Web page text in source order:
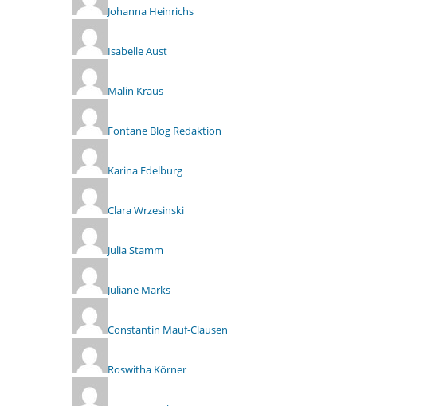
Johanna Heinrichs
Isabelle Aust
Malin Kraus
Fontane Blog Redaktion
Karina Edelburg
Clara Wrzesinski
Julia Stamm
Juliane Marks
Constantin Mauf-Clausen
Roswitha Körner